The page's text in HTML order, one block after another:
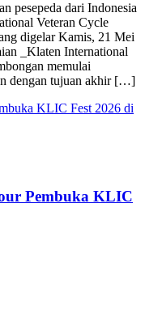
dari Indonesia
Veteran Cycle
digelar Kamis, 21 Mei
_Klaten International
memulai
dengan tujuan akhir […]
Pembuka KLIC